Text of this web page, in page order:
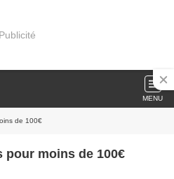
Publicité
MENU
de 100€
pour moins de 100€